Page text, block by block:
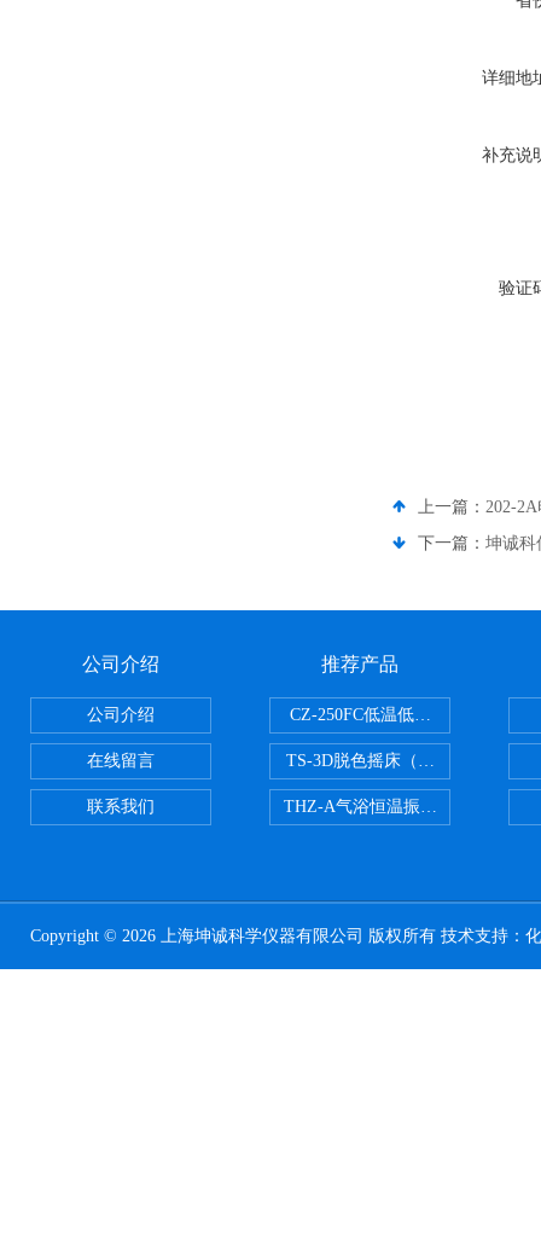
详细地
补充说
验证
上一篇： 202-
下一篇： 坤诚科
公司介绍
公司介绍
在线留言
联系我们
推荐产品
CZ-250FC低温低湿种子储藏柜
TS-3D脱色摇床（三维运动）
THZ-A气浴恒温振荡器
Copyright © 2026 上海坤诚科学仪器有限公司 版权所有 技术支持：